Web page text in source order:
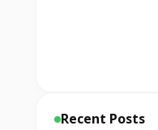
Recent Posts